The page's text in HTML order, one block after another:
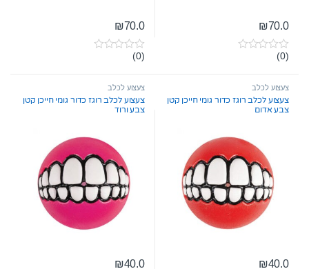
₪70.0
0
t
o
f
5
(0)
₪70.0
0
t
o
f
5
(0)
צעצוע לכלב
צעצוע לכלב רוגז כדור גומי חייכן קטן
צבע אדום
₪40.0
צעצוע לכלב
צעצוע לכלב רוגז כדור גומי חייכן קטן
צבע ורוד
₪40.0